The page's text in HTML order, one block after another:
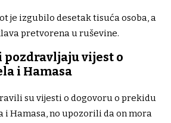
je izgubilo desetak tisuća osoba, a
pretvorena u ruševine.
pozdravljaju vijest o
i Hamasa
su vijesti o dogovoru o prekidu
Hamasa, no upozorili da on mora